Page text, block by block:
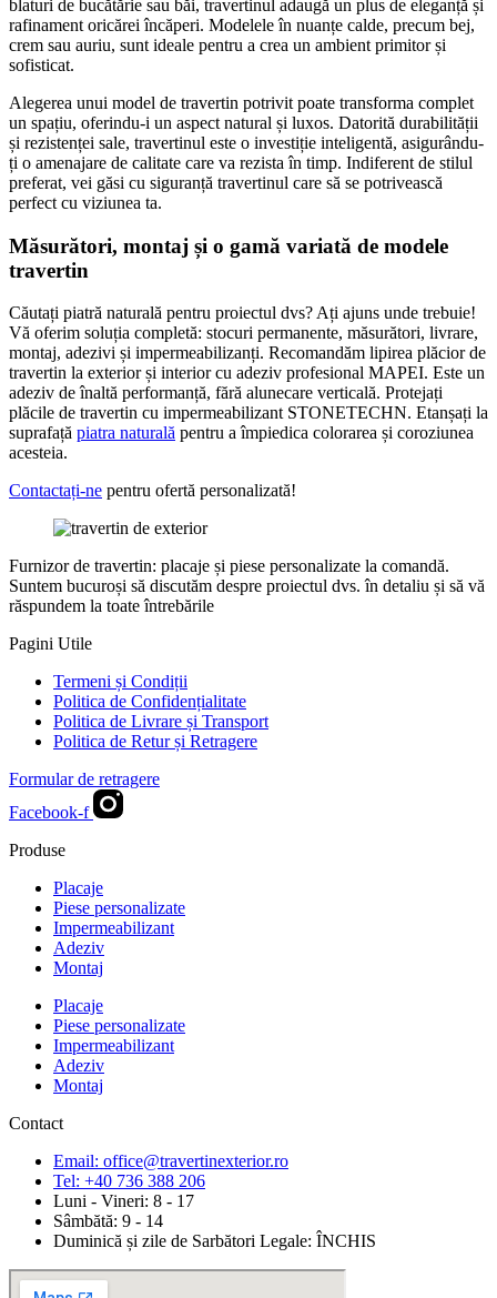
blaturi de bucătărie sau băi, travertinul adaugă un plus de eleganță și
rafinament oricărei încăperi. Modelele în nuanțe calde, precum bej,
crem sau auriu, sunt ideale pentru a crea un ambient primitor și
sofisticat.
Alegerea unui model de travertin potrivit poate transforma complet
un spațiu, oferindu-i un aspect natural și luxos. Datorită durabilității
și rezistenței sale, travertinul este o investiție inteligentă, asigurându-
ți o amenajare de calitate care va rezista în timp. Indiferent de stilul
preferat, vei găsi cu siguranță travertinul care să se potrivească
perfect cu viziunea ta.
Măsurători, montaj și o gamă variată de modele
travertin
Căutați piatră naturală pentru proiectul dvs? Ați ajuns unde trebuie!
Vă oferim soluția completă: stocuri permanente, măsurători, livrare,
montaj, adezivi și impermeabilizanți. Recomandăm lipirea plăcior de
travertin la exterior și interior cu adeziv profesional MAPEI. Este un
adeziv de înaltă performanță, fără alunecare verticală. Protejați
plăcile de travertin cu impermeabilizant STONETECHN. Etanșați la
suprafață piatra naturală pentru a împiedica colorarea și coroziunea
acesteia.
Contactați-ne pentru ofertă personalizată!
Furnizor de travertin: placaje și piese personalizate la comandă.
Suntem bucuroși să discutăm despre proiectul dvs. în detaliu și să vă
răspundem la toate întrebările
Pagini Utile
Termeni și Condiții
Politica de Confidențialitate
Politica de Livrare și Transport
Politica de Retur și Retragere
Formular de retragere
Facebook-f
Produse
Placaje
Piese personalizate
Impermeabilizant
Adeziv
Montaj
Placaje
Piese personalizate
Impermeabilizant
Adeziv
Montaj
Contact
Email: office@travertinexterior.ro
Tel: +40 736 388 206
Luni - Vineri: 8 - 17
Sâmbătă: 9 - 14
Duminică și zile de Sarbători Legale: ÎNCHIS